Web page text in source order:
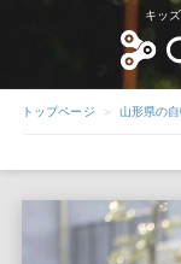
キッ
トップページ 山形県の